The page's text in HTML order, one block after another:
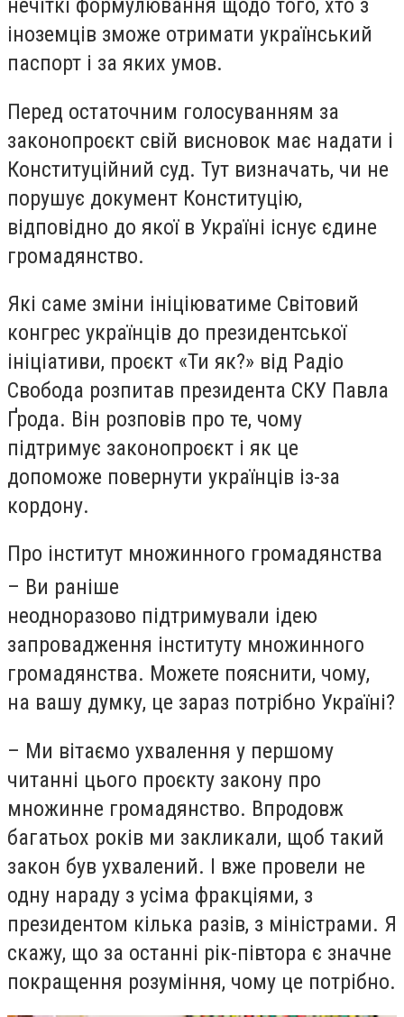
нечіткі формулювання щодо того, хто з
іноземців зможе отримати український
паспорт і за яких умов.
Перед остаточним голосуванням за
законопроєкт свій висновок має надати і
Конституційний суд. Тут визначать, чи не
порушує документ Конституцію,
відповідно до якої в Україні існує єдине
громадянство.
Які саме зміни ініціюватиме Світовий
конгрес українців до президентської
ініціативи, проєкт «Ти як?» від Радіо
Свобода розпитав президента СКУ Павла
Ґрода. Він розповів про те, чому
підтримує законопроєкт і як це
допоможе повернути українців із-за
кордону.
Про інститут множинного громадянства
– Ви раніше
неодноразово підтримували ідею
запровадження інституту множинного
громадянства. Можете пояснити, чому,
на вашу думку, це зараз потрібно Україні?
– Ми вітаємо ухвалення у першому
читанні цього проєкту закону про
множинне громадянство. Впродовж
багатьох років ми закликали, щоб такий
закон був ухвалений. І вже провели не
одну нараду з усіма фракціями, з
президентом кілька разів, з міністрами. Я
скажу, що за останні рік-півтора є значне
покращення розуміння, чому це потрібно.